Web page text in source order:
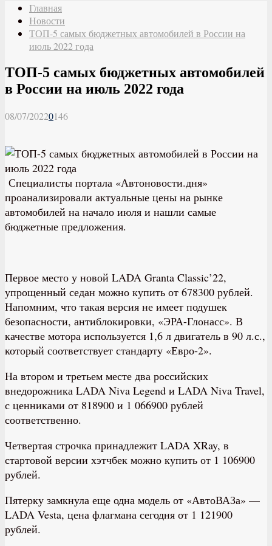
Главная
Новости
ТОП-5 самых бюджетных автомобилей в России на
июль 2022 года
ТОП-5 самых бюджетных автомобилей
в России на июль 2022 года
08/07/20220146
Специалисты портала «Автоновости.дня»
проанализировали актуальные цены на рынке
автомобилей на начало июля и нашли самые
бюджетные предложения.
Первое место у новой LADA Granta Classic’22,
упрощенный седан можно купить от 678300 рублей.
Напомним, что такая версия не имеет подушек
безопасности, антиблокировки, «ЭРА-Глонасс». В
качестве мотора используется 1,6 л двигатель в 90 л.с.,
который соответствует стандарту «Евро-2».
На втором и третьем месте два российских
внедорожника LADA Niva Legend и LADA Niva Travel,
с ценниками от 818900 и 1 066900 рублей
соответственно.
Четвертая строчка принадлежит LADA XRay, в
стартовой версии хэтчбек можно купить от 1 106900
рублей.
Пятерку замкнула еще одна модель от «АвтоВАЗа» —
LADA Vesta, цена флагмана сегодня от 1 121900
рублей.